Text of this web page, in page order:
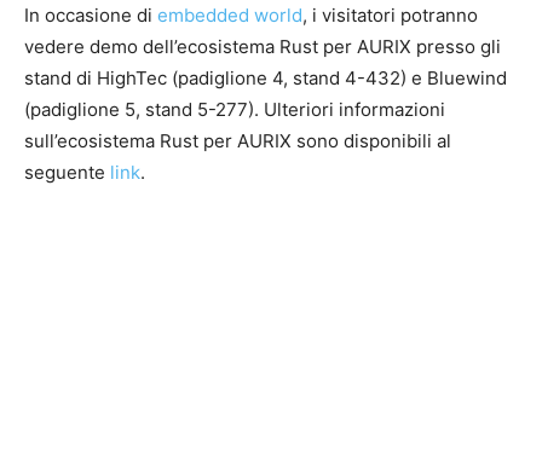
In occasione di embedded world, i visitatori potranno
vedere demo dell’ecosistema Rust per AURIX presso gli
stand di HighTec (padiglione 4, stand 4-432) e Bluewind
(padiglione 5, stand 5-277). Ulteriori informazioni
sull’ecosistema Rust per AURIX sono disponibili al
seguente link.